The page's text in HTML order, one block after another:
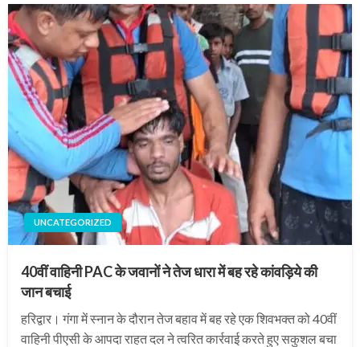
UNCATEGORIZED
40वीं वाहिनी PAC के जवानों ने तेज धारा में बह रहे कांवड़िये की
जान बचाई
हरिद्वार। गंगा में स्नान के दौरान तेज बहाव में बह रहे एक शिवभक्त को 40वीं
वाहिनी पीएसी के आपदा राहत दल ने त्वरित कार्रवाई करते हुए सकुशल बचा